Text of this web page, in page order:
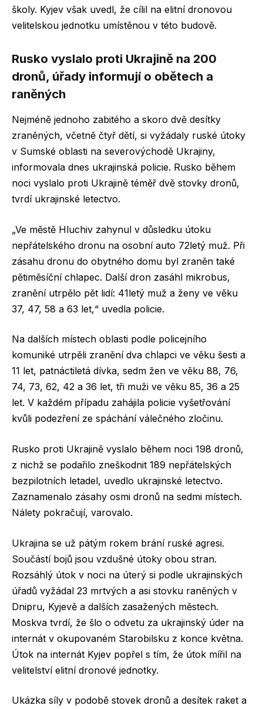
školy. Kyjev však uvedl, že cílil na elitní dronovou
velitelskou jednotku umístěnou v této budově.
Rusko vyslalo proti Ukrajině na 200
dronů, úřady informují o obětech a
raněných
Nejméně jednoho zabitého a skoro dvě desítky
zraněných, včetně čtyř dětí, si vyžádaly ruské útoky
v Sumské oblasti na severovýchodě Ukrajiny,
informovala dnes ukrajinská policie. Rusko během
noci vyslalo proti Ukrajině téměř dvě stovky dronů,
tvrdí ukrajinské letectvo.
„Ve městě Hluchiv zahynul v důsledku útoku
nepřátelského dronu na osobní auto 72letý muž. Při
zásahu dronu do obytného domu byl zraněn také
pětiměsíční chlapec. Další dron zasáhl mikrobus,
zranění utrpělo pět lidí: 41letý muž a ženy ve věku
37, 47, 58 a 63 let,“ uvedla policie.
Na dalších místech oblasti podle policejního
komuniké utrpěli zranění dva chlapci ve věku šesti a
11 let, patnáctiletá dívka, sedm žen ve věku 88, 76,
74, 73, 62, 42 a 36 let, tři muži ve věku 85, 36 a 25
let. V každém případu zahájila policie vyšetřování
kvůli podezření ze spáchání válečného zločinu.
Rusko proti Ukrajině vyslalo během noci 198 dronů,
z nichž se podařilo zneškodnit 189 nepřátelských
bezpilotních letadel, uvedlo ukrajinské letectvo.
Zaznamenalo zásahy osmi dronů na sedmi místech.
Nálety pokračují, varovalo.
Ukrajina se už pátým rokem brání ruské agresi.
Součástí bojů jsou vzdušné útoky obou stran.
Rozsáhlý útok v noci na úterý si podle ukrajinských
úřadů vyžádal 23 mrtvých a asi stovku raněných v
Dnipru, Kyjevě a dalších zasažených městech.
Moskva tvrdí, že šlo o odvetu za ukrajinský úder na
internát v okupovaném Starobilsku z konce května.
Útok na internát Kyjev popřel s tím, že útok mířil na
velitelství elitní dronové jednotky.
Ukázka síly v podobě stovek dronů a desítek raket a